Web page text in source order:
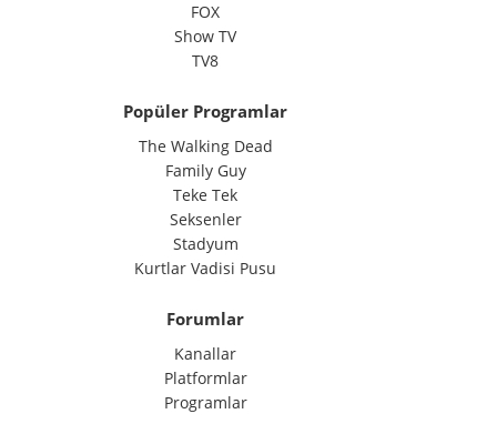
FOX
Show TV
TV8
Popüler Programlar
The Walking Dead
Family Guy
Teke Tek
Seksenler
Stadyum
Kurtlar Vadisi Pusu
Forumlar
Kanallar
Platformlar
Programlar